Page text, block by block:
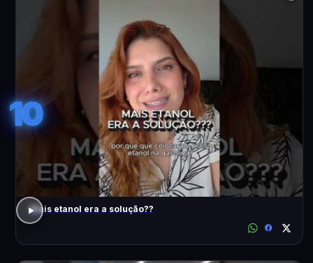
10
Mais etanol era a solução??